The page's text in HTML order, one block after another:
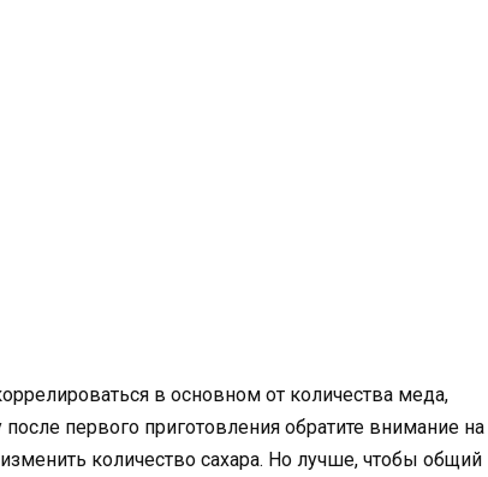
в основном от количества меда,
первого приготовления обратите внимание на
количество сахара. Но лучше, чтобы общий